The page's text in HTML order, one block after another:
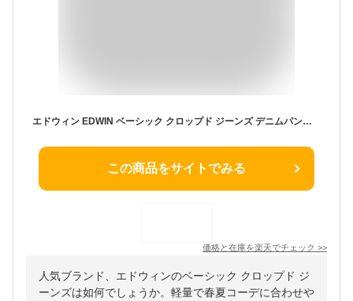
エドウィン EDWIN ベーシック クロップド ジーンズ デニムパンツ ジーパン ジョーツ 軽量 春夏 メンズ 男性 紳士 EMS011【EDWIN】
この商品をサイトでみる
価格と在庫を楽天でチェック >>
人気ブランド、エドウィンのベーシック クロップド ジ
ーンズは如何でしょうか。軽量で春夏コーデに合わせや